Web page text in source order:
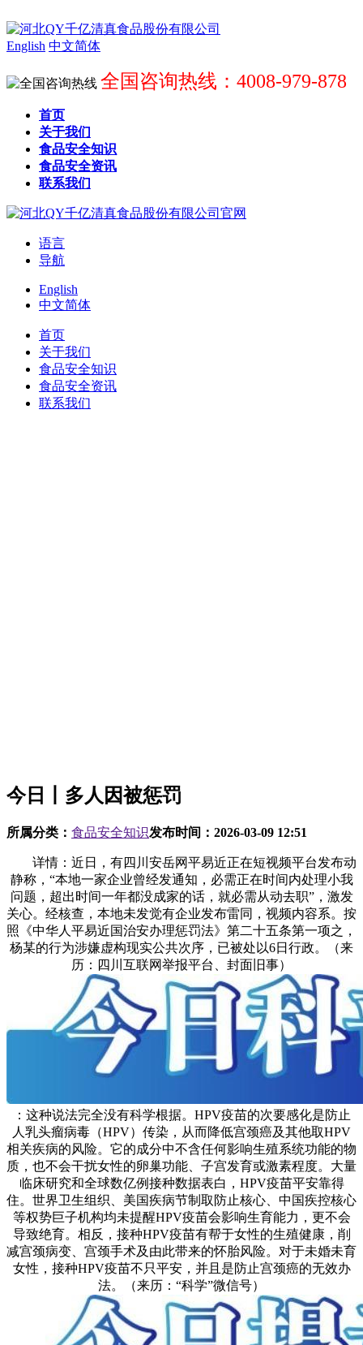
English 中文简体
全国咨询热线：4008-979-878
首页
关于我们
食品安全知识
食品安全资讯
联系我们
语言
导航
English
中文简体
首页
关于我们
食品安全知识
食品安全资讯
联系我们
今日丨多人因被惩罚
所属分类： 食品安全知识发布时间： 2026-03-09 12:51
详情：近日，有四川安岳网平易近正在短视频平台发布动
静称，“本地一家企业曾经发通知，必需正在时间内处理小我
问题，超出时间一年都没成家的话，就必需从动去职”，激发
关心。经核查，本地未发觉有企业发布雷同，视频内容系。按
照《中华人平易近国治安办理惩罚法》第二十五条第一项之，
杨某的行为涉嫌虚构现实公共次序，已被处以6日行政。（来
历：四川互联网举报平台、封面旧事）
：这种说法完全没有科学根据。HPV疫苗的次要感化是防止
人乳头瘤病毒（HPV）传染，从而降低宫颈癌及其他取HPV
相关疾病的风险。它的成分中不含任何影响生殖系统功能的物
质，也不会干扰女性的卵巢功能、子宫发育或激素程度。大量
临床研究和全球数亿例接种数据表白，HPV疫苗平安靠得
住。世界卫生组织、美国疾病节制取防止核心、中国疾控核心
等权势巨子机构均未提醒HPV疫苗会影响生育能力，更不会
导致绝育。相反，接种HPV疫苗有帮于女性的生殖健康，削
减宫颈病变、宫颈手术及由此带来的怀胎风险。对于未婚未育
女性，接种HPV疫苗不只平安，并且是防止宫颈癌的无效办
法。（来历：“科学”微信号）